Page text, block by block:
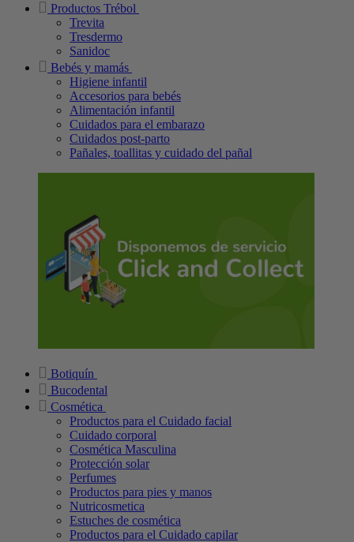
Productos Trébol
Trevita
Tresdermo
Sanidoc
Bebés y mamás
Higiene infantil
Accesorios para bebés
Alimentación infantil
Cuidados para el embarazo
Cuidados post-parto
Pañales, toallitas y cuidado del pañal
Botiquín
Bucodental
Cosmética
Productos para el Cuidado facial
Cuidado corporal
Cosmética Masculina
Protección solar
Perfumes
Productos para pies y manos
Nutricosmetica
Estuches de cosmética
Productos para el Cuidado capilar